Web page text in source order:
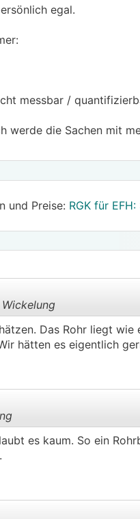
Zubehör schon
einen
egal.
messbar /
werde die Sachen mit
und Preise: RGK für
Das Rohr liegt
hätten es eigentlich
es kaum. So ein